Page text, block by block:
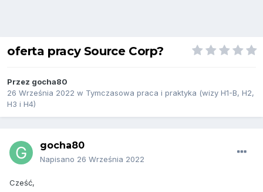
oferta pracy Source Corp?
Przez gocha80
26 Września 2022 w Tymczasowa praca i praktyka (wizy H1-B, H2,
H3 i H4)
gocha80
Napisano 26 Września 2022
Cześć,